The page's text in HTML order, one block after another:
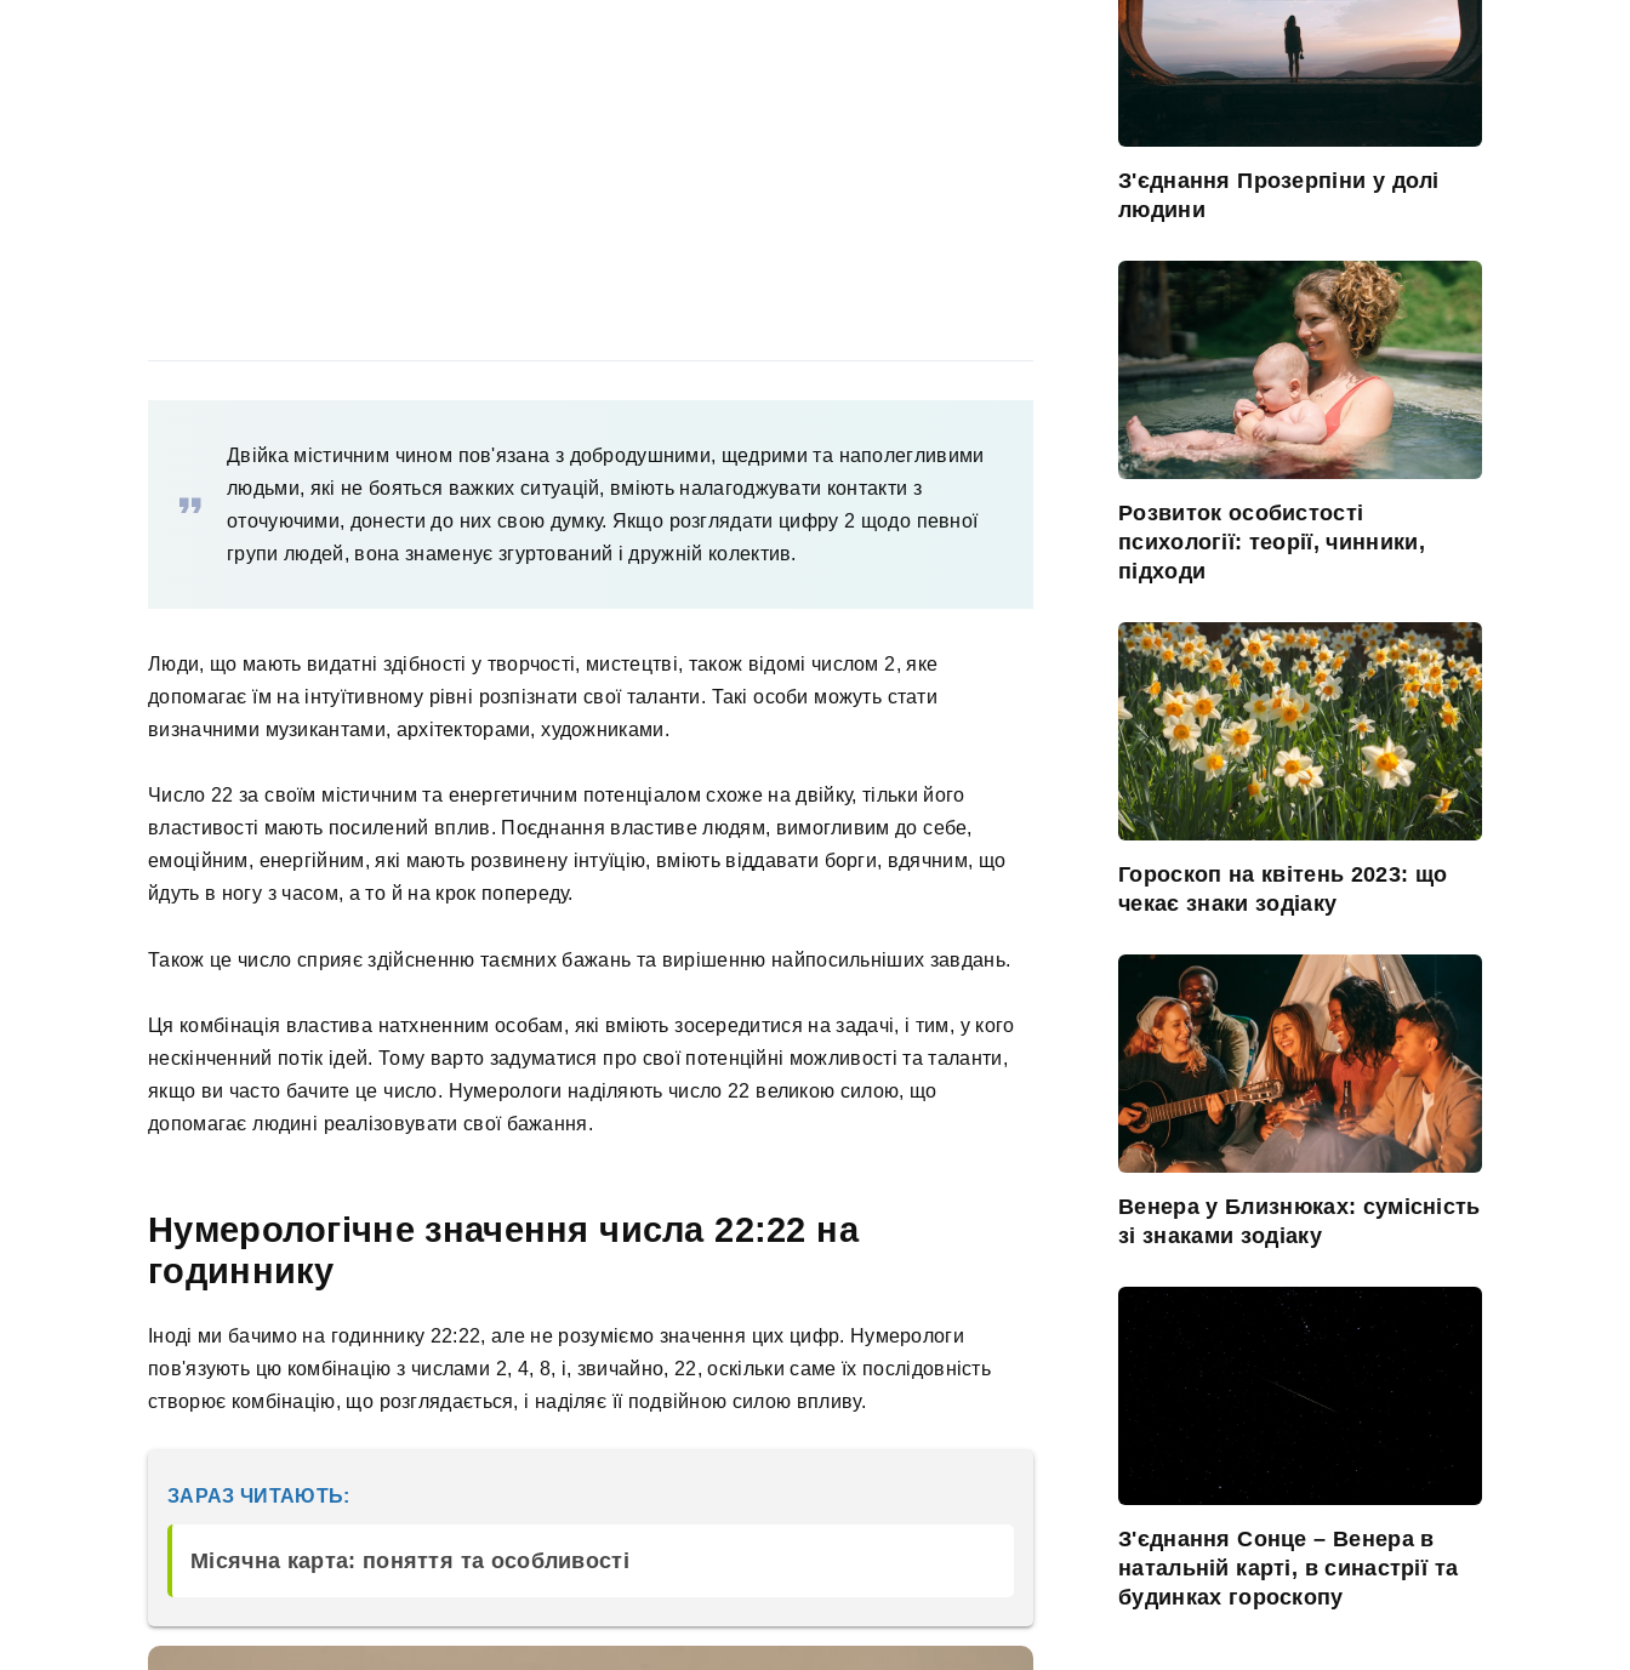
Двійка містичним чином пов'язана з добродушними, щедрими та наполегливими
людьми, які не бояться важких ситуацій, вміють налагоджувати контакти з
оточуючими, донести до них свою думку. Якщо розглядати цифру 2 щодо певної
групи людей, вона знаменує згуртований і дружній колектив.
Люди, що мають видатні здібності у творчості, мистецтві, також відомі числом 2, яке
допомагає їм на інтуїтивному рівні розпізнати свої таланти. Такі особи можуть стати
визначними музикантами, архітекторами, художниками.
Число 22 за своїм містичним та енергетичним потенціалом схоже на двійку, тільки його
властивості мають посилений вплив. Поєднання властиве людям, вимогливим до себе,
емоційним, енергійним, які мають розвинену інтуїцію, вміють віддавати борги, вдячним, що
йдуть в ногу з часом, а то й на крок попереду.
Також це число сприяє здійсненню таємних бажань та вирішенню найпосильніших завдань.
Ця комбінація властива натхненним особам, які вміють зосередитися на задачі, і тим, у кого
нескінченний потік ідей. Тому варто задуматися про свої потенційні можливості та таланти,
якщо ви часто бачите це число. Нумерологи наділяють число 22 великою силою, що
допомагає людині реалізовувати свої бажання.
Нумерологічне значення числа 22:22 на
годиннику
Іноді ми бачимо на годиннику 22:22, але не розуміємо значення цих цифр. Нумерологи
пов'язують цю комбінацію з числами 2, 4, 8, і, звичайно, 22, оскільки саме їх послідовність
створює комбінацію, що розглядається, і наділяє її подвійною силою впливу.
ЗАРАЗ ЧИТАЮТЬ:
Місячна карта: поняття та особливості
З'єднання Прозерпіни у долі
людини
Розвиток особистості
психології: теорії, чинники,
підходи
Гороскоп на квітень 2023: що
чекає знаки зодіаку
Венера у Близнюках: сумісність
зі знаками зодіаку
З'єднання Сонце – Венера в
натальній карті, в синастрії та
будинках гороскопу